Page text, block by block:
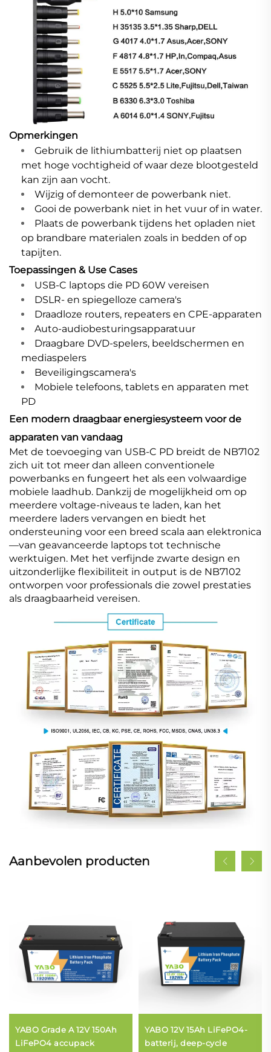
Opmerkingen
Gebruik de lithiumbatterij niet op plaatsen
met hoge vochtigheid of waar deze blootgesteld
kan zijn aan vocht.
Wijzig of demonteer de powerbank niet.
Gooi de powerbank niet in het vuur of in water.
Plaats de powerbank tijdens het opladen niet
op brandbare materialen zoals in bedden of op
tapijten.
Toepassingen & Use Cases
USB-C laptops die PD 60W vereisen
DSLR- en spiegelloze camera's
Draadloze routers, repeaters en CPE-apparaten
Auto-audiobesturingsapparatuur
Draagbare DVD-spelers, beeldschermen en
mediaspelers
Beveiligingscamera's
Mobiele telefoons, tablets en apparaten met
PD
Een modern draagbaar energiesysteem voor de
apparaten van vandaag
Met de toevoeging van USB-C PD breidt de NB7102
zich uit tot meer dan alleen conventionele
powerbanks en fungeert het als een volwaardige
mobiele laadhub. Dankzij de mogelijkheid om op
meerdere voltage-niveaus te laden, kan het
meerdere laders vervangen en biedt het
ondersteuning voor een breed scala aan elektronica
—van geavanceerde laptops tot technische
werktuigen. Met het verfijnde zwarte design en
uitzonderlijke flexibiliteit in output is de NB7102
ontworpen voor professionals die zowel prestaties
als draagbaarheid vereisen.
Aanbevolen producten
YABO Grade A 12V 150Ah
LiFePO4 accupack
YABO 12V 15Ah LiFePO4-
batterij, deep-cycle